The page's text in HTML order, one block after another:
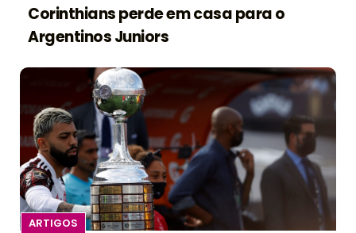
Corinthians perde em casa para o
Argentinos Juniors
ARTIGOS